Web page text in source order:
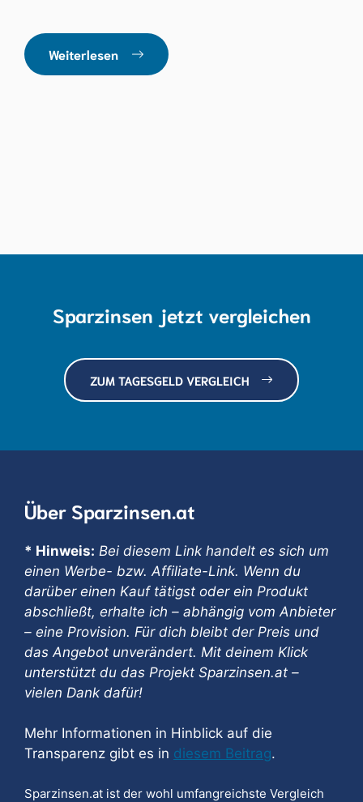
Weiterlesen
Sparzinsen jetzt vergleichen
ZUM TAGESGELD VERGLEICH
Über Sparzinsen.at
* Hinweis: Bei diesem Link handelt es sich um
einen Werbe- bzw. Affiliate-Link. Wenn du
darüber einen Kauf tätigst oder ein Produkt
abschließt, erhalte ich – abhängig vom Anbieter
– eine Provision. Für dich bleibt der Preis und
das Angebot unverändert. Mit deinem Klick
unterstützt du das Projekt Sparzinsen.at –
vielen Dank dafür!
Mehr Informationen in Hinblick auf die
Transparenz gibt es in diesem Beitrag.
Sparzinsen.at ist der wohl umfangreichste Vergleich